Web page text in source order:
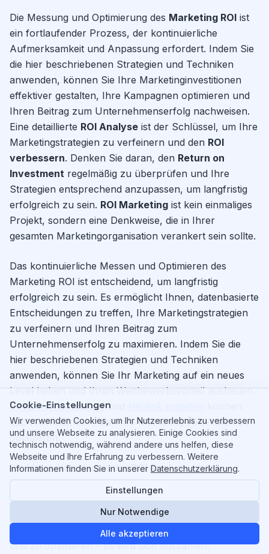
Die Messung und Optimierung des Marketing ROI ist
ein fortlaufender Prozess, der kontinuierliche
Aufmerksamkeit und Anpassung erfordert. Indem Sie
die hier beschriebenen Strategien und Techniken
anwenden, können Sie Ihre Marketinginvestitionen
effektiver gestalten, Ihre Kampagnen optimieren und
Ihren Beitrag zum Unternehmenserfolg nachweisen.
Eine detaillierte ROI Analyse ist der Schlüssel, um Ihre
Marketingstrategien zu verfeinern und den ROI
verbessern. Denken Sie daran, den Return on
Investment regelmäßig zu überprüfen und Ihre
Strategien entsprechend anzupassen, um langfristig
erfolgreich zu sein. ROI Marketing ist kein einmaliges
Projekt, sondern eine Denkweise, die in Ihrer
gesamten Marketingorganisation verankert sein sollte.
Das kontinuierliche Messen und Optimieren des
Marketing ROI ist entscheidend, um langfristig
erfolgreich zu sein. Es ermöglicht Ihnen, datenbasierte
Entscheidungen zu treffen, Ihre Marketingstrategien
zu verfeinern und Ihren Beitrag zum
Unternehmenserfolg zu maximieren. Indem Sie die
hier beschriebenen Strategien und Techniken
anwenden, können Sie Ihr Marketing auf ein neues
Level heben und Ihren Wettbewerbsvorteil ausbauen.
Linktree Alternativenund
auch hilfreich sein, um Ihre Marketing-Aktivitäten zu
optimieren.
Ein klares Verständnis derROI Analyseund die
konsequente Anwendung der daraus gewonnenen
Erkenntnisse sind unerlässlich, um denROI
. Investieren Sie in die notwendigen Tools
und Kompetenzen, um IhrenMarketing ROI messen
und zu optimieren – es wird sich auszahlen!
Cookie-Einstellungen
Wir verwenden Cookies, um Ihr Nutzererlebnis zu verbessern
und unsere Webseite zu analysieren. Einige Cookies sind
technisch notwendig, während andere uns helfen, diese
Webseite und Ihre Erfahrung zu verbessern. Weitere
Informationen finden Sie in unserer Datenschutzerklärung.
Einstellungen
Nur Notwendige
Alle akzeptieren